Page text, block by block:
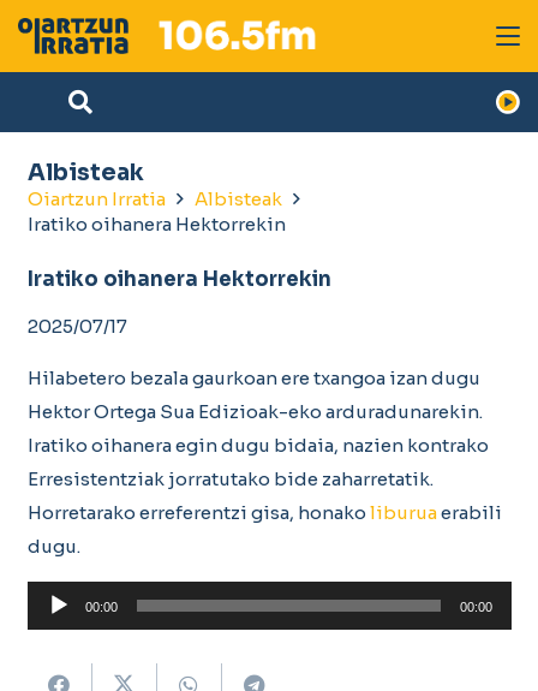
Albisteak
Oiartzun Irratia
Albisteak
Iratiko oihanera Hektorrekin
Iratiko oihanera Hektorrekin
2025/07/17
Hilabetero bezala gaurkoan ere txangoa izan dugu
Hektor Ortega Sua Edizioak-eko arduradunarekin.
Iratiko oihanera egin dugu bidaia, nazien kontrako
Erresistentziak jorratutako bide zaharretatik.
Horretarako erreferentzi gisa, honako liburuaerabili
dugu.
Soinu
erreproduzigailua
00:00 00:00